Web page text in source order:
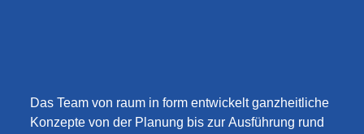
Das Team von raum in form entwickelt ganzheitliche
Konzepte von der Planung bis zur Ausführung rund